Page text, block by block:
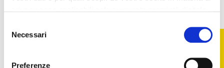
modificare o revocare il proprio consenso in qualsiasi
momento dalla Dichiarazione sui cookie o facendo clic
delNecessari
Preferenze
Vedi
carrello
-25% FILTRO